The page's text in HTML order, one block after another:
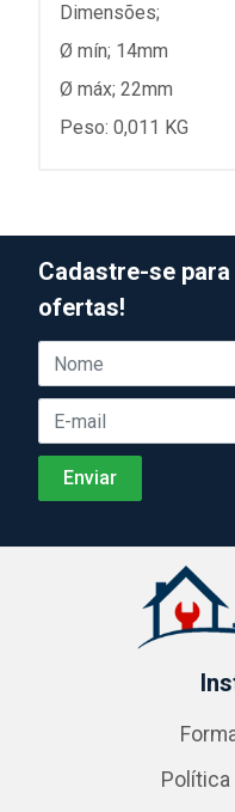
Dimensões;
Ø mín; 14mm
Ø máx; 22mm
Peso: 0,011 KG
Cadastre-se
ofertas!